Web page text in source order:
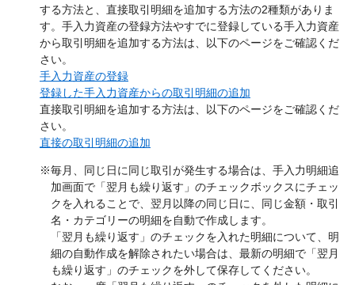
する方法と、直接取引明細を追加する方法の2種類がありま
す。手入力資産の登録方法やすでに登録している手入力資産
から取引明細を追加する方法は、以下のページをご確認くだ
さい。
手入力資産の登録
登録した手入力資産からの取引明細の追加
直接取引明細を追加する方法は、以下のページをご確認くだ
さい。
直接の取引明細の追加
※毎月、同じ日に同じ取引が発生する場合は、手入力明細追
加画面で「翌月も繰り返す」のチェックボックスにチェッ
クを入れることで、翌月以降の同じ日に、同じ金額・取引
名・カテゴリーの明細を自動で作成します。
「翌月も繰り返す」のチェックを入れた明細について、明
細の自動作成を解除されたい場合は、最新の明細で「翌月
も繰り返す」のチェックを外して保存してください。